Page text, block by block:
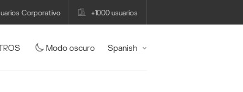
Corporativo +1000 usuarios
Modo oscuro Spanish